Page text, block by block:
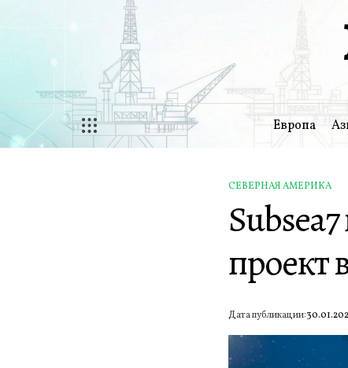
Европа
ОПУБЛИКОВАНО
В
СЕВЕРНАЯ АМЕРИКА
проект
Дата публикации: